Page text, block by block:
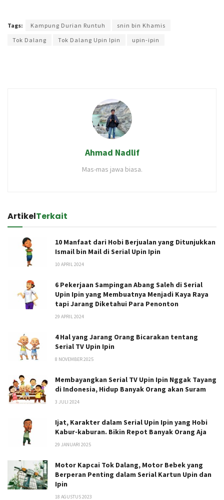
Tags: Kampung Durian Runtuh
snin bin Khamis
Tok Dalang
Tok Dalang Upin Ipin upin-ipin
Ahmad Nadlif
Mas-mas jawa biasa.
ArtikelTerkait
10 Manfaat dari Hobi Berjualan yang Ditunjukkan
Ismail bin Mail di Serial Upin Ipin
10 APRIL 2024
6 Pekerjaan Sampingan Abang Saleh di Serial
Upin Ipin yang Membuatnya Menjadi Kaya Raya
tapi Jarang Diketahui Para Penonton
29 APRIL 2024
4 Hal yang Jarang Orang Bicarakan tentang
Serial TV Upin Ipin
8 NOVEMBER 2025
Membayangkan Serial TV Upin Ipin Nggak Tayang
di Indonesia, Hidup Banyak Orang akan Suram
3 JULI 2024
Ijat, Karakter dalam Serial Upin Ipin yang Hobi
Kabur-kaburan. Bikin Repot Banyak Orang Aja
29 JANUARI 2025
Motor Kapcai Tok Dalang, Motor Bebek yang
Berperan Penting dalam Serial Kartun Upin dan
Ipin
18 AGUSTUS 2023